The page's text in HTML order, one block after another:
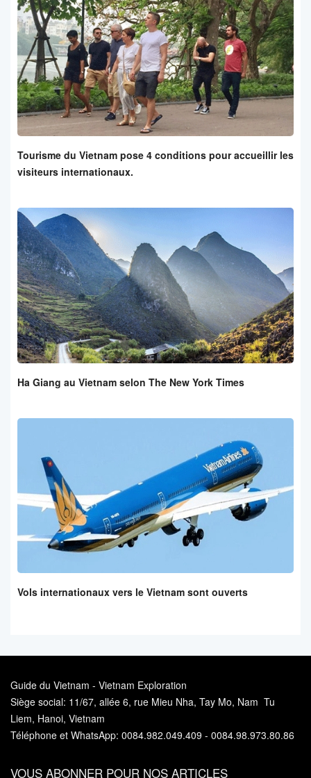
Tourisme du Vietnam pose 4 conditions pour accueillir les
visiteurs internationaux.
Ha Giang au Vietnam selon The New York Times
Vols internationaux vers le Vietnam sont ouverts
Guide du Vietnam - Vietnam Exploration
Siège social: 11/67, allée 6, rue Mieu Nha, Tay Mo, Nam Tu
Liem, Hanoi, Vietnam
Téléphone et WhatsApp: 0084.982.049.409 - 0084.98.973.80.86
VOUS ABONNER POUR NOS ARTICLES